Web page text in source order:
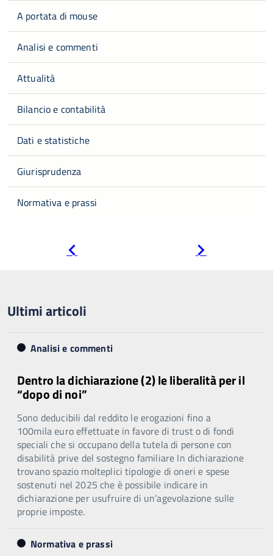
A portata di mouse
Analisi e commenti
Attualità
Bilancio e contabilità
Dati e statistiche
Giurisprudenza
Normativa e prassi
Ultimi articoli
Analisi e commenti
Dentro la dichiarazione (2) le liberalità per il
“dopo di noi”
Sono deducibili dal reddito le erogazioni fino a
100mila euro effettuate in favore di trust o di fondi
speciali che si occupano della tutela di persone con
disabilità prive del sostegno familiare In dichiarazione
trovano spazio molteplici tipologie di oneri e spese
sostenuti nel 2025 che è possibile indicare in
dichiarazione per usufruire di un’agevolazione sulle
proprie imposte.
Normativa e prassi